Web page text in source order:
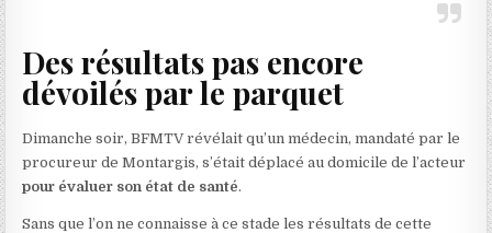
Des résultats pas encore
dévoilés par le parquet
Dimanche soir, BFMTV révélait qu’un médecin, mandaté par le
procureur de Montargis, s’était déplacé au domicile de l’acteur
pour évaluer son état de santé.
Sans que l’on ne connaisse à ce stade les résultats de cette